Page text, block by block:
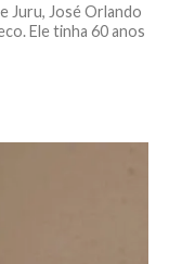
Juru, José Orlando
Ele tinha 60 anos